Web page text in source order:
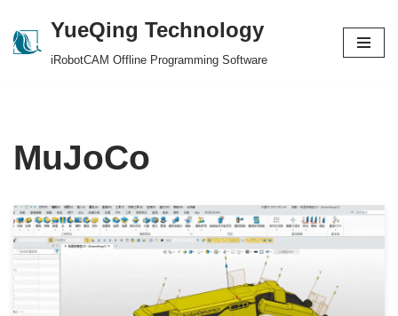
Skip
YueQing Technology
iRobotCAM Offline Programming Software
MuJoCo